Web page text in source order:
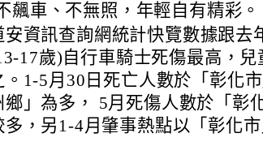
飆車、不無照，年輕自有精彩。
資訊查詢網統計快覽數據跟去
17歲)自行車騎士死傷最高，兒
。1-5月30日死亡人數於「彰化
鄉」為多， 5月死傷人數於「彰
多，另1-4月肇事熱點以「彰化